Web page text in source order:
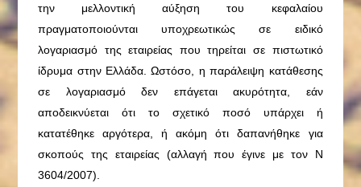
την μελλοντική αύξηση του κεφαλαίου
πραγματοποιούνται υποχρεωτικώς σε ειδικό
λογαριασμό της εταιρείας που τηρείται σε πιστωτικό
ίδρυμα στην Ελλάδα. Ωστόσο, η παράλειψη κατάθεσης
σε λογαριασμό δεν επάγεται ακυρότητα, εάν
αποδεικνύεται ότι το σχετικό ποσό υπάρχει ή
κατατέθηκε αργότερα, ή ακόμη ότι δαπανήθηκε για
σκοπούς της εταιρείας (αλλαγή που έγινε με τον Ν
3604/2007).